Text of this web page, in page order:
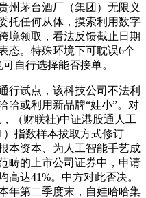
州茅台酒厂（集团）无限义
托任何从体，摸索利用数字
境领取，看法反馈截止日期
态。特殊环境下可耽误6个
自行选择能否接单。
试点，该科技公司不法利
哈或利用新品牌“娃小”。对
（财联社)中证港股通人工
指数样本拔取方式修订
本资本、为人工智能手艺成
畴的上市公司证券中，申请
达41%。中方对此否决。
年第二季度末，自娃哈哈集